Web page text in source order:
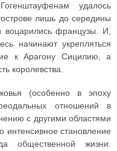
удалось
лишь до середины
воцарились французы. И,
начинают укрепляться
к Арагону Сицилию, а
королевства.
(особенно в эпоху
отношений в
с другими областями
интенсивное становление
общественной жизни.